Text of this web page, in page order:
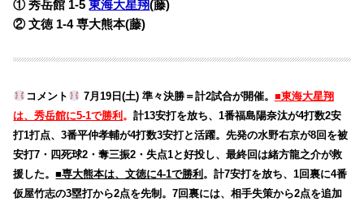
① 秀岳館 1-5東海大星翔(藤)
② 文徳 1-4 専大熊本(藤)
コメント 7月19日(土) 準々決勝＝計2試合が開催。 ■東海大星翔
は、秀岳館に5-1で勝利 。計13安打を放ち、1番福島陽奈汰が4打数2安
打1打点、3番平仲孝輔が4打数3安打と活躍。先発の水野右京が8回を被
安打7・四死球2・奪三振2・失点1と好投し、最終回は緒方龍之介が救
援した。■専大熊本は、文徳に4-1で勝利 。計7安打を放ち、1回裏に4番
仮屋竹志の3塁打から2点を先制。7回裏には、相手失策から2点を追加